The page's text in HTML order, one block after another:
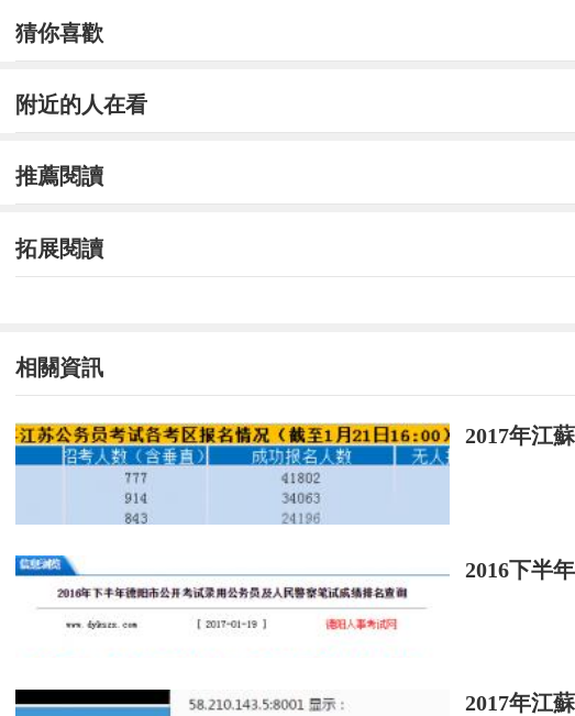
猜你喜歡
附近的人在看
推薦閱讀
拓展閱讀
相關資訊
2017年江
2016下半
2017年江